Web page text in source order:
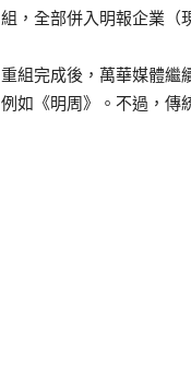
組，全部併入明報企業（
重組完成後，萬華媒體繼
例如《明周》。不過，傳